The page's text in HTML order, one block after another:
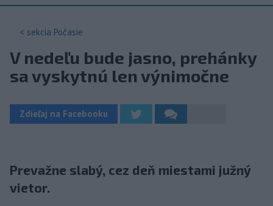
< sekcia Počasie
V nedeľu bude jasno, prehánky
sa vyskytnú len výnimočne
Zdieľaj na Facebooku
Prevažne slabý, cez deň miestami južný
vietor.